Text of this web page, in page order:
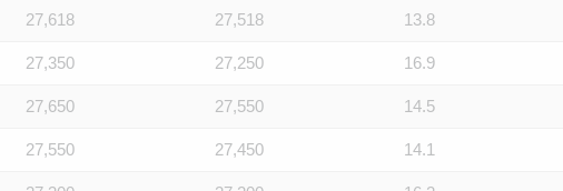
27,618 27,518 13.8
27,350 27,250 16.9
27,650 27,550 14.5
27,550 27,450 14.1